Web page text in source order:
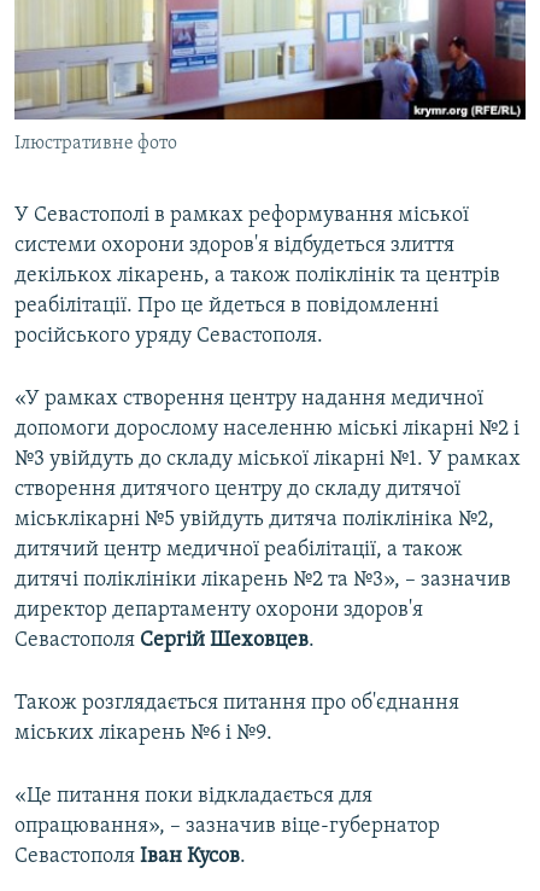
ВІДЕОУРОКИ «ELIFBE»
СВІДЧЕННЯ ОКУПАЦІЇ
УКРАЇНСЬКА ПРОБЛЕМА КРИМУ
ІНФОГРАФІКА
Русский
Qırımtatar
ДОЛУЧАЙСЯ!
Усі сайти RFE/RL
Ілюстративне фото
У Севастополі в рамках реформування міської
системи охорони здоров'я відбудеться злиття
декількох лікарень, а також поліклінік та центрів
реабілітації. Про це йдеться в повідомленні
російського уряду Севастополя.
«У рамках створення центру надання медичної
допомоги дорослому населенню міські лікарні №2 і
№3 увійдуть до складу міської лікарні №1. У рамках
створення дитячого центру до складу дитячої
міськлікарні №5 увійдуть дитяча поліклініка №2,
дитячий центр медичної реабілітації, а також
дитячі поліклініки лікарень №2 та №3», – зазначив
директор департаменту охорони здоров'я
Севастополя Сергій Шеховцев.
Також розглядається питання про об'єднання
міських лікарень №6 і №9.
«Це питання поки відкладається для
опрацювання», – зазначив віце-губернатор
Севастополя Іван Кусов.